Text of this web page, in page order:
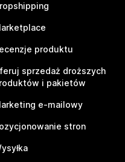
produktu
sprzedaż droższych
i pakietów
e-mailowy
stron